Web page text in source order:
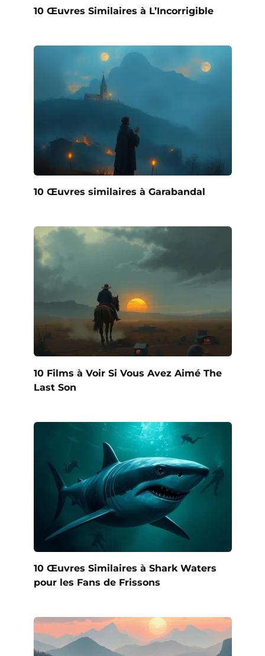
10 Œuvres Similaires à L’Incorrigible
10 Œuvres similaires à Garabandal
10 Films à Voir Si Vous Avez Aimé The
Last Son
10 Œuvres Similaires à Shark Waters
pour les Fans de Frissons